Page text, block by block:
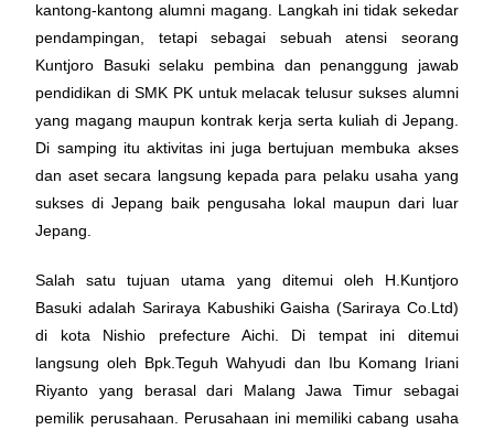
kantong-kantong alumni magang. Langkah ini tidak sekedar
pendampingan, tetapi sebagai sebuah atensi seorang
Kuntjoro Basuki selaku pembina dan penanggung jawab
pendidikan di SMK PK untuk melacak telusur sukses alumni
yang magang maupun kontrak kerja serta kuliah di Jepang.
Di samping itu aktivitas ini juga bertujuan membuka akses
dan aset secara langsung kepada para pelaku usaha yang
sukses di Jepang baik pengusaha lokal maupun dari luar
Jepang.
Salah satu tujuan utama yang ditemui oleh H.Kuntjoro
Basuki adalah Sariraya Kabushiki Gaisha (Sariraya Co.Ltd)
di kota Nishio prefecture Aichi. Di tempat ini ditemui
langsung oleh Bpk.Teguh Wahyudi dan Ibu Komang Iriani
Riyanto yang berasal dari Malang Jawa Timur sebagai
pemilik perusahaan. Perusahaan ini memiliki cabang usaha